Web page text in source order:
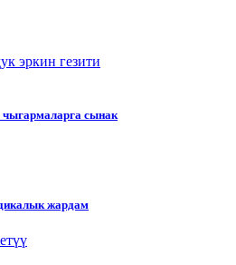
эркин гезити
чыгармаларга сынак
жардам